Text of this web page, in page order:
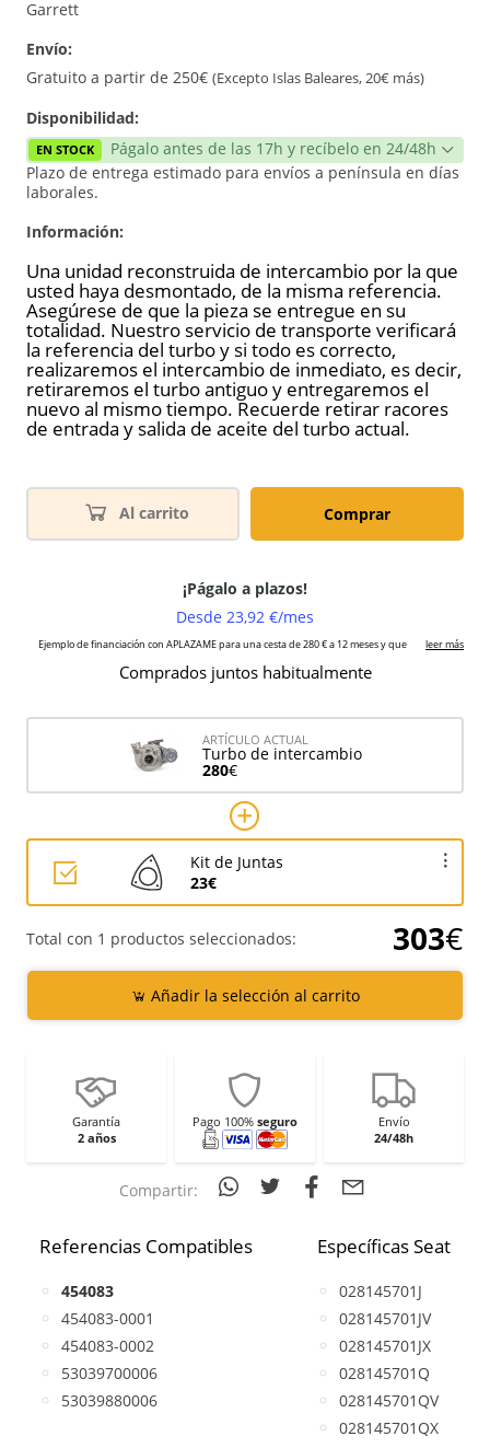
Reconstrucción
Garrett
Envío:
Gratuito a partir de 250€ (Excepto Islas Baleares, 20€ más)
Disponibilidad:
EN STOCK
Págalo antes de las 17h y recíbelo en 24/48h
Plazo de entrega estimado para envíos a península en días
laborales.
Información:
Una unidad reconstruida de intercambio por la que
usted haya desmontado, de la misma referencia.
Asegúrese de que la pieza se entregue en su
totalidad. Nuestro servicio de transporte verificará
la referencia del turbo y si todo es correcto,
realizaremos el intercambio de inmediato, es decir,
retiraremos el turbo antiguo y entregaremos el
nuevo al mismo tiempo. Recuerde retirar racores
de entrada y salida de aceite del turbo actual.
Al carrito Comprar
Comprados juntos habitualmente
ARTÍCULO ACTUAL
Turbo de intercambio
280€
Kit de Juntas
23€
Total con 1 productos seleccionados: 303€
Añadir la selección al carrito
Garantía
2 años
Pago 100% seguro
Envío
24/48h
Compartir:
Referencias Compatibles
454083
454083-0001
454083-0002
53039700006
53039880006
Específicas Seat
028145701J
028145701JV
028145701JX
028145701Q
028145701QV
028145701QX